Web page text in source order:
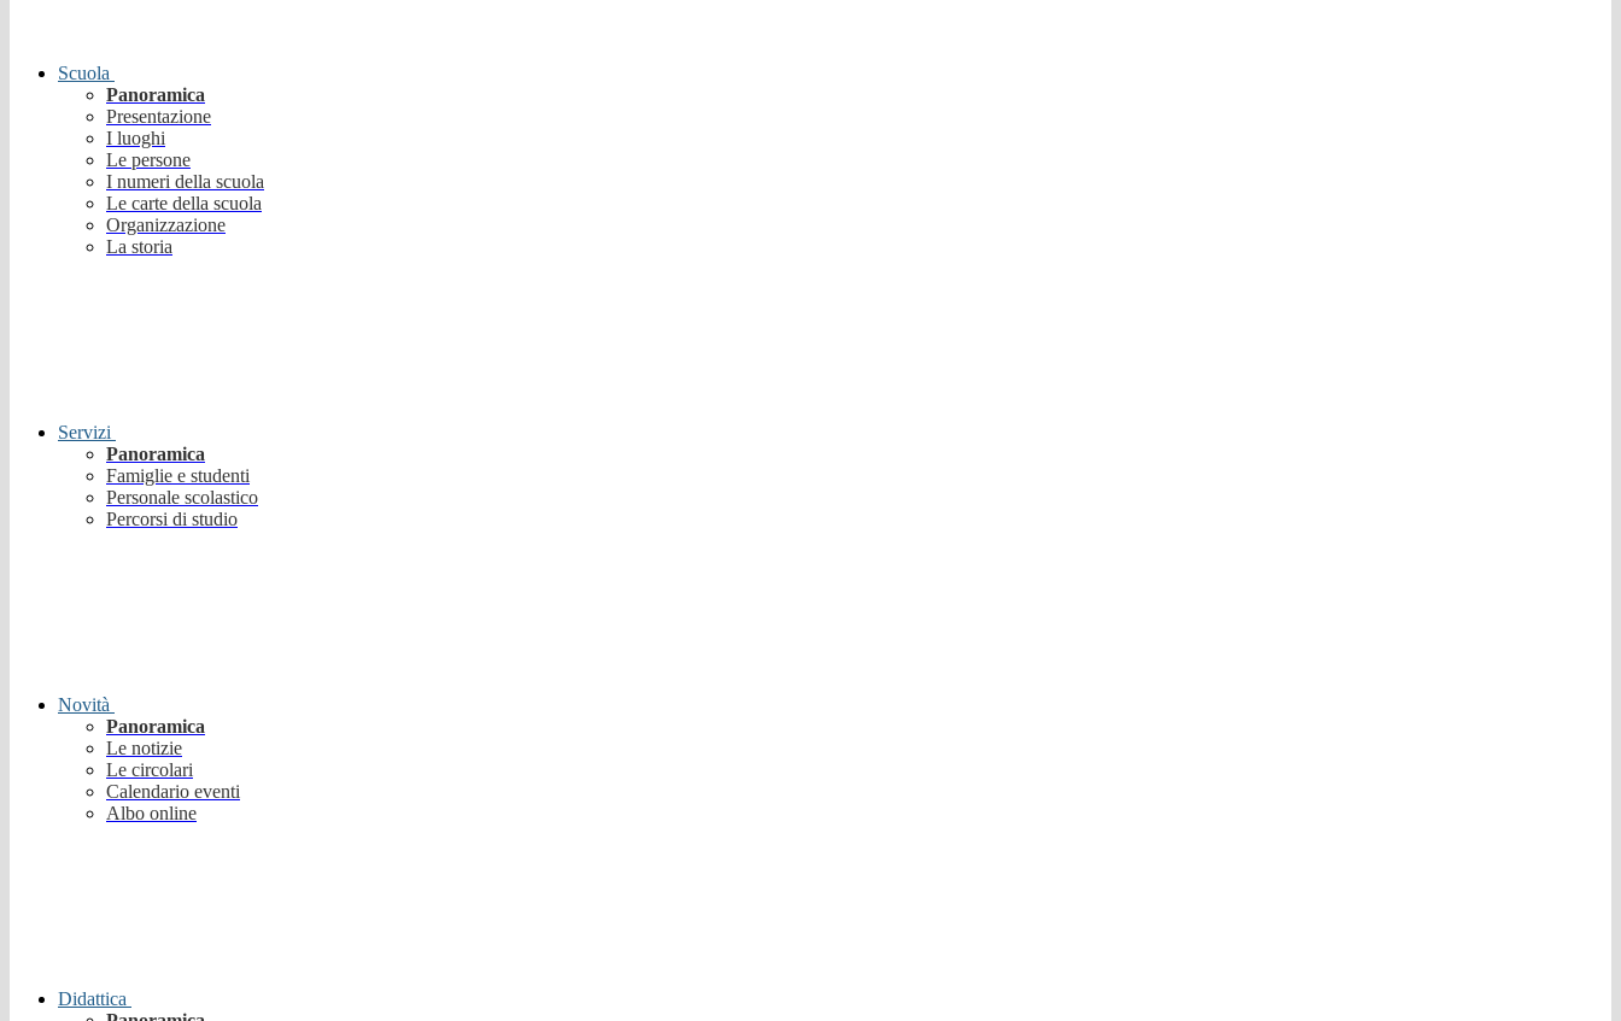
Scuola
Panoramica
Presentazione
I luoghi
Le persone
I numeri della scuola
Le carte della scuola
Organizzazione
La storia
Servizi
Panoramica
Famiglie e studenti
Personale scolastico
Percorsi di studio
Novità
Panoramica
Le notizie
Le circolari
Calendario eventi
Albo online
Didattica